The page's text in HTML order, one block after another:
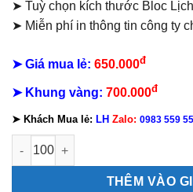
➤ Tuỳ chọn kích thước Bloc
➤ Miễn phí in thông tin công ty
➤ Giá mua lẻ: 650.000đ
➤ Khung vàng: 700.000đ
➤ Khách Mua lẻ: LH Zalo: 0983 559
Lịch Gỗ Lộc Phát Thư Pháp số
THÊM VÀO